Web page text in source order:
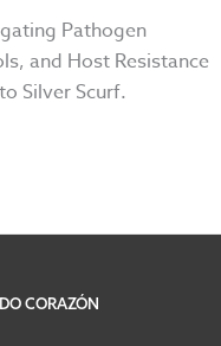
Pathogen
and Host Resistance
Silver Scurf.
CORAZÓN